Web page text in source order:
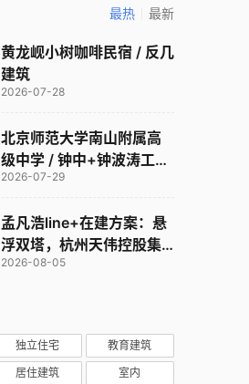
最热 最新
黄龙岘小树咖啡民宿 / 反几
建筑
2026-07-28
北京师范大学南山附属高
级中学 / 钟中+钟波涛工作
室
2026-07-29
孟凡浩line+在建方案：悬
浮双塔，杭州天伟控股集
团总部
2026-08-05
独立住宅 教育建筑
居住建筑 室内